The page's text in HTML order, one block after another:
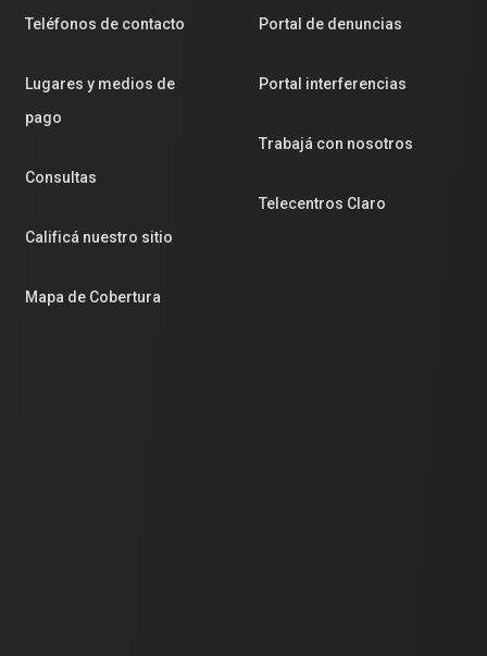
Teléfonos de contacto
Lugares y medios de
pago
Consultas
Calificá nuestro sitio
Mapa de Cobertura
Portal de denuncias
Portal interferencias
Trabajá con nosotros
Telecentros Claro